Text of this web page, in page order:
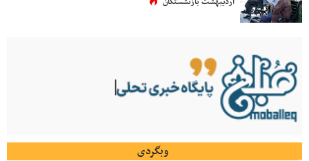
وبگردی